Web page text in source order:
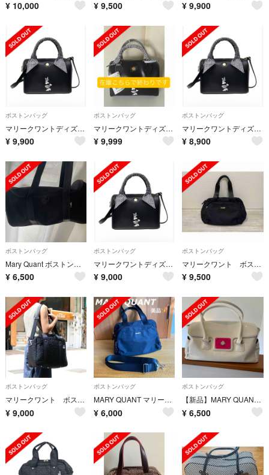
¥ 10,000 ¥ 9,500 ¥ 9,900
ボストンバッグ
マリークワントディズニーコラボミニーちゃんボストンバッグ
¥ 9,900
ボストンバッグ
マリークワントディズニーコラボミニーちゃんボストンバッグ
¥ 9,999
ボストンバッグ
マリークワントディズニーコラボミニーちゃんボストンバッグ
¥ 8,900
ボストンバッグ
Mary Quant ボストンバッグ ショルダー
¥ 6,500
ボストンバッグ
マリークワントディズニーコラボミニーボストンバッグ
¥ 9,000
ボストンバッグ
マリークワント ボストンバッグ
¥ 9,500
ボストンバッグ
マリークワント ボストンバッグ 旅行鞄
¥ 9,000
ボストンバッグ
MARY QUANT マリークワント2way ボストンバッグ 大容量 多機能
¥ 6,000
ボストンバッグ
【新品】MARY QUANTボストンバック
¥ 6,500